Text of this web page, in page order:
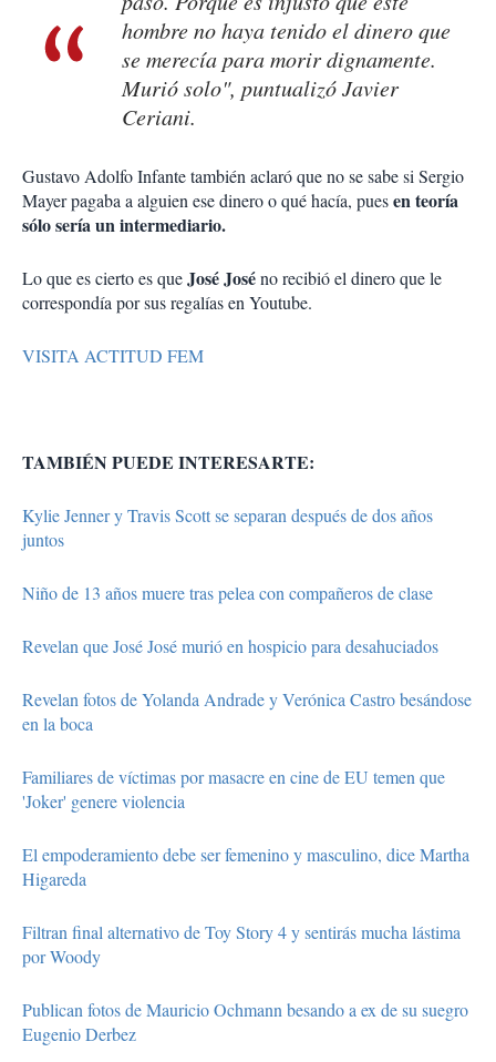
hombre no haya tenido el dinero que
se merecía para morir dignamente.
Murió solo", puntualizó Javier
Ceriani.
Gustavo Adolfo Infante también aclaró que no se sabe si Sergio
Mayer pagaba a alguien ese dinero o qué hacía, puesen teoría
sólo sería un intermediario.
Lo que es cierto es queJosé Joséno recibió el dinero que le
correspondía por sus regalías en Youtube.
VISITA ACTITUD FEM
TAMBIÉN PUEDE INTERESARTE:
Kylie Jenner y Travis Scott se separan después de dos años
juntos
Niño de 13 años muere tras pelea con compañeros de clase
Revelan que José José murió en hospicio para desahuciados
Revelan fotos de Yolanda Andrade y Verónica Castro besándose
en la boca
Familiares de víctimas por masacre en cine de EU temen que
'Joker' genere violencia
El empoderamiento debe ser femenino y masculino, dice Martha
Higareda
Filtran final alternativo de Toy Story 4 y sentirás mucha lástima
por Woody
Publican fotos de Mauricio Ochmann besando a ex de su suegro
Eugenio Derbez